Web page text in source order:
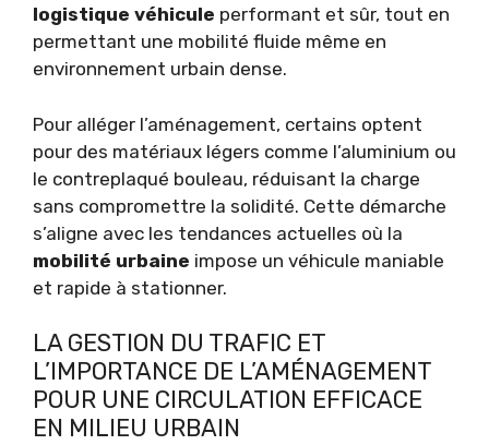
logistique véhicule performant et sûr, tout en
permettant une mobilité fluide même en
environnement urbain dense.
Pour alléger l’aménagement, certains optent
pour des matériaux légers comme l’aluminium ou
le contreplaqué bouleau, réduisant la charge
sans compromettre la solidité. Cette démarche
s’aligne avec les tendances actuelles où la
mobilité urbaine impose un véhicule maniable
et rapide à stationner.
LA GESTION DU TRAFIC ET
L’IMPORTANCE DE L’AMÉNAGEMENT
POUR UNE CIRCULATION EFFICACE
EN MILIEU URBAIN